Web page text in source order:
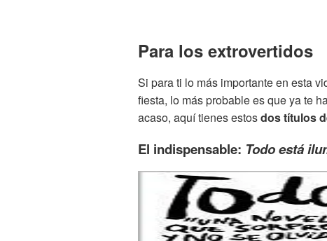
Para los extrovertidos
Si para ti lo más importante en esta
fiesta, lo más probable es que ya te
acaso, aquí tienes estosdos títulos
El indispensable: Todo está